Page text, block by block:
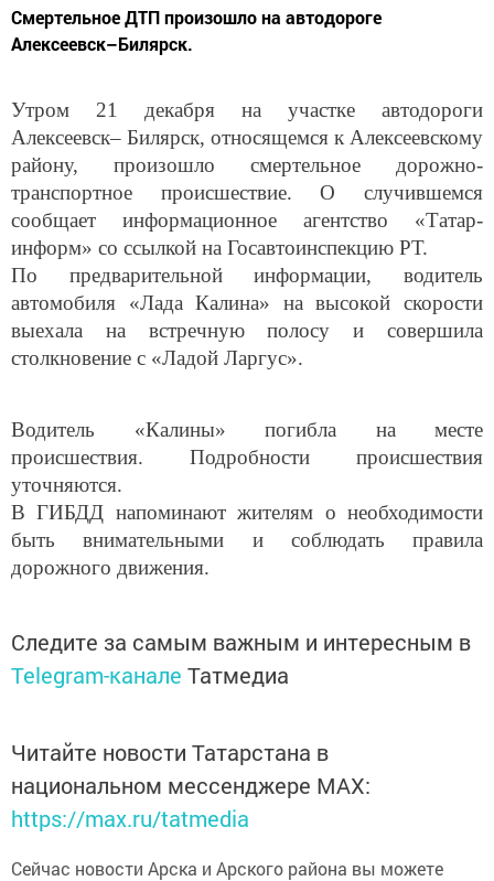
Смертельное ДТП произошло на автодороге
Алексеевск–Билярск.
Утром 21 декабря на участке автодороги
Алексеевск– Билярск, относящемся к Алексеевскому
району, произошло смертельное дорожно-
транспортное происшествие. О случившемся
сообщает информационное агентство «Татар-
информ» со ссылкой на Госавтоинспекцию РТ.
По предварительной информации, водитель
автомобиля «Лада Калина» на высокой скорости
выехала на встречную полосу и совершила
столкновение с «Ладой Ларгус».
Водитель «Калины» погибла на месте
происшествия. Подробности происшествия
уточняются.
В ГИБДД напоминают жителям о необходимости
быть внимательными и соблюдать правила
дорожного движения.
Следите за самым важным и интересным в
Telegram-канале Татмедиа
Читайте новости Татарстана в
национальном мессенджере MАХ:
https://max.ru/tatmedia
Сейчас новости Арска и Арского района вы можете